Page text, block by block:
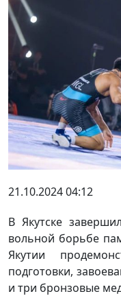
21.10.2024 04:12
В Якутске
вольной борьбе
Якутии
подготовки,
и три бронзовые